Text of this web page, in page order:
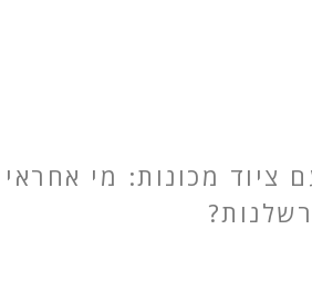
ציוד מכונות: מי אחראי